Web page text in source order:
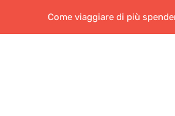
Come viaggiare di più